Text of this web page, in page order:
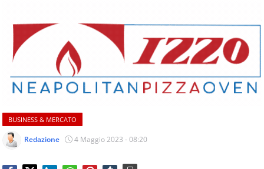
beverage,
catering
e
articoli
sul
mondo
dei
consumi
fuoricasa,
BUSINESS & MERCATO
Redazione 4 Maggio 2023 - 08:20